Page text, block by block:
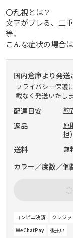
〇乱視とは？
文字がブレる、二
等。
こんな症状の場合
国内倉庫より発送
プライバシー保護
載なく発送いたしま
配達目安 約
返品
原
担）
送料 無
カラー／度数／個
コンビニ決済 クレジ
WeChatPay
後払い